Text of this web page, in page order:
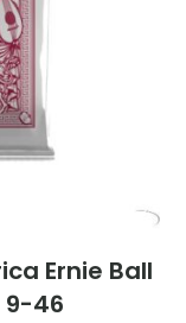
Ernie Ball
9-46